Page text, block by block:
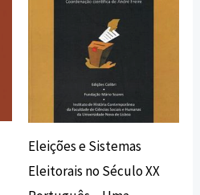
Eleições e Sistemas
Eleitorais no Século XX